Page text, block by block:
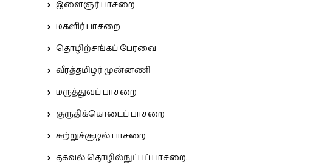
இளைஞர் பாசறை
மகளிர் பாசறை
தொழிற்சங்கப் பேரவை
வீரத்தமிழர் முன்னணி
மருத்துவப் பாசறை
குருதிக்கொடைப் பாசறை
சுற்றுச்சூழல் பாசறை
தகவல் தொழில்நுட்பப் பாசறை.